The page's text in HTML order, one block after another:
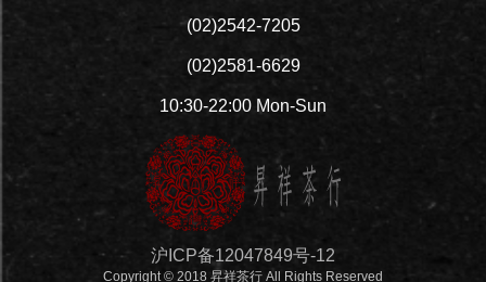
(02)2542-7205
(02)2581-6629
10:30-22:00 Mon-Sun
沪ICP备12047849号-12
Copyright © 2018 昇祥茶行 All Rights Reserved